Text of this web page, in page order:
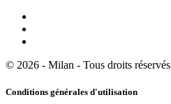
© 2026 - Milan - Tous droits réservés
Conditions générales d'utilisation